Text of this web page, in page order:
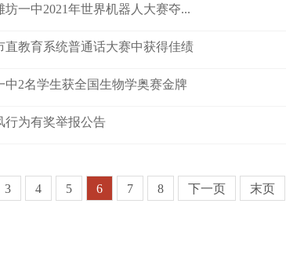
坊一中2021年世界机器人大赛夺...
直教育系统普通话大赛中获得佳绩
中2名学生获全国生物学奥赛金牌
行为有奖举报公告
3 4 5 6 7 8 下一页 末页